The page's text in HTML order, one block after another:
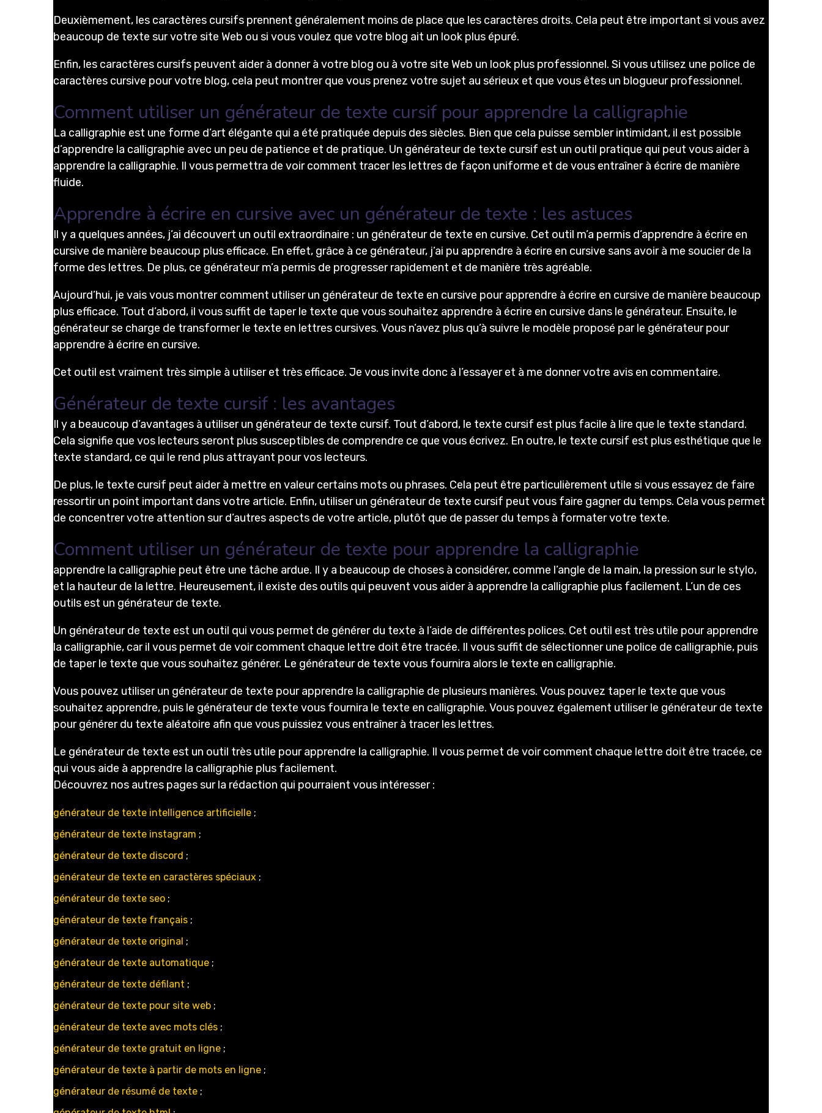
Deuxièmement, les caractères cursifs prennent généralement moins de place que les caractères droits. Cela peut être important si vous avez
beaucoup de texte sur votre site Web ou si vous voulez que votre blog ait un look plus épuré.
Enfin, les caractères cursifs peuvent aider à donner à votre blog ou à votre site Web un look plus professionnel. Si vous utilisez une police de
caractères cursive pour votre blog, cela peut montrer que vous prenez votre sujet au sérieux et que vous êtes un blogueur professionnel.
Comment utiliser un générateur de texte cursif pour apprendre la calligraphie
La calligraphie est une forme d’art élégante qui a été pratiquée depuis des siècles. Bien que cela puisse sembler intimidant, il est possible
d’apprendre la calligraphie avec un peu de patience et de pratique. Un générateur de texte cursif est un outil pratique qui peut vous aider à
apprendre la calligraphie. Il vous permettra de voir comment tracer les lettres de façon uniforme et de vous entraîner à écrire de manière
fluide.
Apprendre à écrire en cursive avec un générateur de texte : les astuces
Il y a quelques années, j’ai découvert un outil extraordinaire : un générateur de texte en cursive. Cet outil m’a permis d’apprendre à écrire en
cursive de manière beaucoup plus efficace. En effet, grâce à ce générateur, j’ai pu apprendre à écrire en cursive sans avoir à me soucier de la
forme des lettres. De plus, ce générateur m’a permis de progresser rapidement et de manière très agréable.
Aujourd’hui, je vais vous montrer comment utiliser un générateur de texte en cursive pour apprendre à écrire en cursive de manière beaucoup
plus efficace. Tout d’abord, il vous suffit de taper le texte que vous souhaitez apprendre à écrire en cursive dans le générateur. Ensuite, le
générateur se charge de transformer le texte en lettres cursives. Vous n’avez plus qu’à suivre le modèle proposé par le générateur pour
apprendre à écrire en cursive.
Cet outil est vraiment très simple à utiliser et très efficace. Je vous invite donc à l’essayer et à me donner votre avis en commentaire.
Générateur de texte cursif : les avantages
Il y a beaucoup d’avantages à utiliser un générateur de texte cursif. Tout d’abord, le texte cursif est plus facile à lire que le texte standard.
Cela signifie que vos lecteurs seront plus susceptibles de comprendre ce que vous écrivez. En outre, le texte cursif est plus esthétique que le
texte standard, ce qui le rend plus attrayant pour vos lecteurs.
De plus, le texte cursif peut aider à mettre en valeur certains mots ou phrases. Cela peut être particulièrement utile si vous essayez de faire
ressortir un point important dans votre article. Enfin, utiliser un générateur de texte cursif peut vous faire gagner du temps. Cela vous permet
de concentrer votre attention sur d’autres aspects de votre article, plutôt que de passer du temps à formater votre texte.
Comment utiliser un générateur de texte pour apprendre la calligraphie
apprendre la calligraphie peut être une tâche ardue. Il y a beaucoup de choses à considérer, comme l’angle de la main, la pression sur le stylo,
et la hauteur de la lettre. Heureusement, il existe des outils qui peuvent vous aider à apprendre la calligraphie plus facilement. L’un de ces
outils est un générateur de texte.
Un générateur de texte est un outil qui vous permet de générer du texte à l’aide de différentes polices. Cet outil est très utile pour apprendre
la calligraphie, car il vous permet de voir comment chaque lettre doit être tracée. Il vous suffit de sélectionner une police de calligraphie, puis
de taper le texte que vous souhaitez générer. Le générateur de texte vous fournira alors le texte en calligraphie.
Vous pouvez utiliser un générateur de texte pour apprendre la calligraphie de plusieurs manières. Vous pouvez taper le texte que vous
souhaitez apprendre, puis le générateur de texte vous fournira le texte en calligraphie. Vous pouvez également utiliser le générateur de texte
pour générer du texte aléatoire afin que vous puissiez vous entraîner à tracer les lettres.
Le générateur de texte est un outil très utile pour apprendre la calligraphie. Il vous permet de voir comment chaque lettre doit être tracée, ce
qui vous aide à apprendre la calligraphie plus facilement.
Découvrez nos autres pages sur la rédaction qui pourraient vous intéresser :
générateur de texte intelligence artificielle ;
générateur de texte instagram ;
générateur de texte discord ;
générateur de texte en caractères spéciaux ;
générateur de texte seo ;
générateur de texte français ;
générateur de texte original ;
générateur de texte automatique ;
générateur de texte défilant ;
générateur de texte pour site web ;
générateur de texte avec mots clés ;
générateur de texte gratuit en ligne ;
générateur de texte à partir de mots en ligne ;
générateur de résumé de texte ;